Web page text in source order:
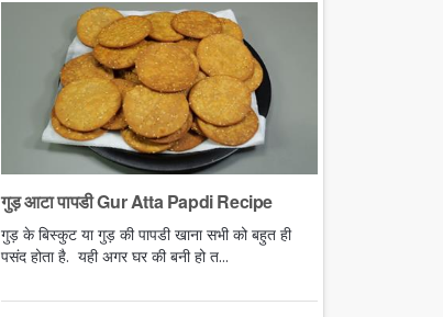
गुड़ आटा पापडी Gur Atta Papdi Recipe
गुड़ के बिस्कुट या गुड़ की पापडी खाना सभी को बहुत ही
पसंद होता है. यही अगर घर की बनी हो त...